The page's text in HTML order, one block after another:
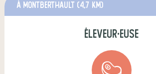
à Montberthault (4,7 km)
éleveur·euse